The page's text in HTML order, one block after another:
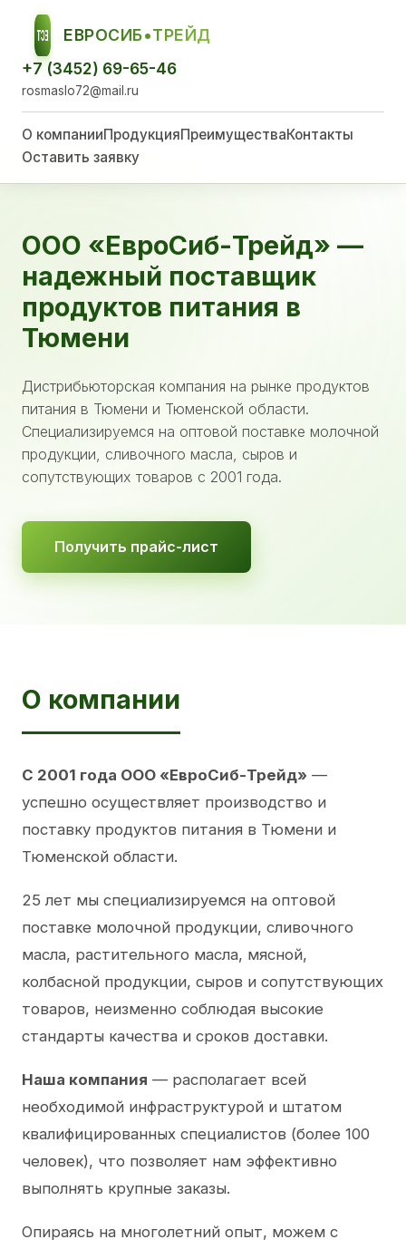
ЕСТ
ЕВРОСИБ•ТРЕЙД
+7 (3452) 69-65-46
rosmaslo72@mail.ru
О компанииПродукцияПреимуществаКонтакты
Оставить заявку
ООО «ЕвроСиб-Трейд» —
надежный поставщик
продуктов питания в
Тюмени
Дистрибьюторская компания на рынке продуктов
питания в Тюмени и Тюменской области.
Специализируемся на оптовой поставке молочной
продукции, сливочного масла, сыров и
сопутствующих товаров с 2001 года.
Получить прайс-лист
О компании
С 2001 года ООО «ЕвроСиб-Трейд» —
успешно осуществляет производство и
поставку продуктов питания в Тюмени и
Тюменской области.
25 лет мы специализируемся на оптовой
поставке молочной продукции, сливочного
масла, растительного масла, мясной,
колбасной продукции, сыров и сопутствующих
товаров, неизменно соблюдая высокие
стандарты качества и сроков доставки.
Наша компания — располагает всей
необходимой инфраструктурой и штатом
квалифицированных специалистов (более 100
человек), что позволяет нам эффективно
выполнять крупные заказы.
Опираясь на многолетний опыт, можем с